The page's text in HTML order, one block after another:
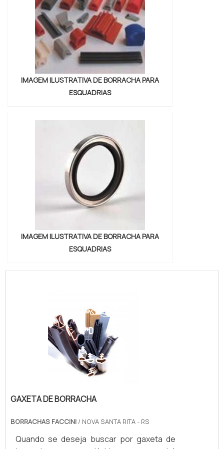
IMAGEM ILUSTRATIVA DE BORRACHA PARA
ESQUADRIAS
IMAGEM ILUSTRATIVA DE BORRACHA PARA
ESQUADRIAS
GAXETA DE BORRACHA
BORRACHAS FACCINI / NOVA SANTA RITA - RS
Quando se deseja buscar por gaxeta de